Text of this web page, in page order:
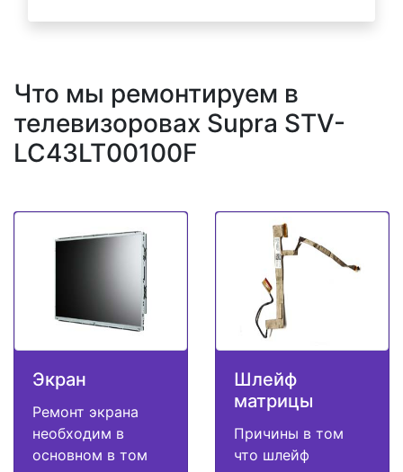
Что мы ремонтируем в
телевизоровах Supra STV-
LC43LT00100F
Экран
Ремонт экрана
необходим в
основном в том
Шлейф
матрицы
Причины в том
что шлейф